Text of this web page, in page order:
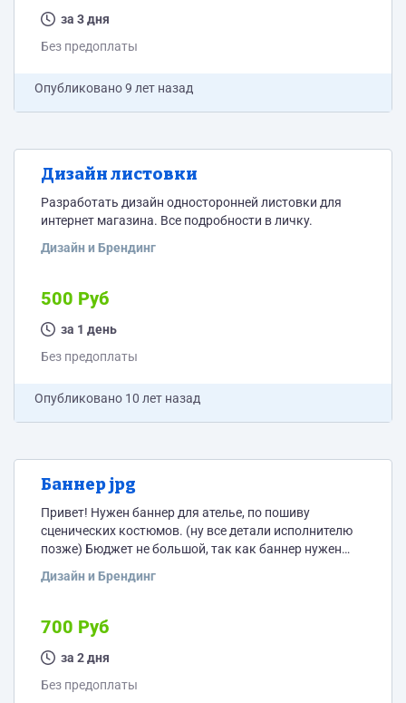
за 3 дня
Без предоплаты
Опубликовано9 лет назад
Дизайн листовки
Разработать дизайн односторонней листовки для
интернет магазина. Все подробности в личку.
Дизайн и Брендинг
500 Руб
за 1 день
Без предоплаты
Опубликовано 10 лет назад
Баннер jpg
Привет! Нужен баннер для ателье, по пошиву
сценических костюмов. (ну все детали исполнителю
позже) Бюджет не большой, так как баннер нужен
названия сайта. Все остальное это ваша фантазия.
будут еще. Поэтому исполнителя ищем один раз, все
остальные будем отдавать Вам же.
Дизайн и Брендинг
700 Руб
за 2 дня
Без предоплаты